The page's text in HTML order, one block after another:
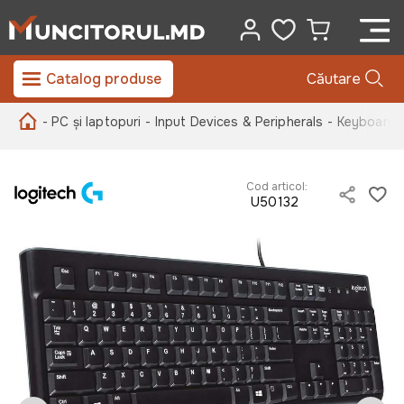
Catalog produse Căutare
- PC și laptopuri - Input Devices & Peripherals - Keyboards
Cod articol:
U50132